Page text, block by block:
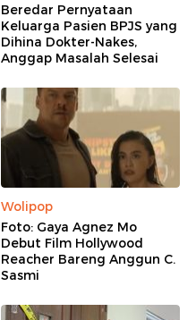
Beredar Pernyataan
Keluarga Pasien BPJS yang
Dihina Dokter-Nakes,
Anggap Masalah Selesai
Wolipop
Foto: Gaya Agnez Mo
Debut Film Hollywood
Reacher Bareng Anggun C.
Sasmi